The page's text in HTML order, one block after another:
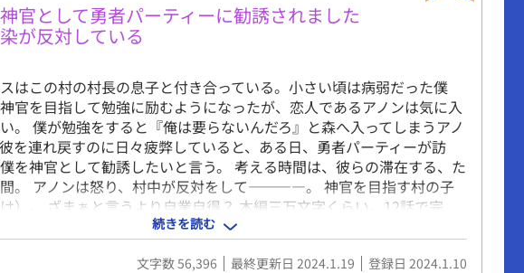
神官として勇者パーティーに勧誘されました
が反対している
はこの村の村長の息子と付き合っている。小さい頃は病弱だった僕
官を目指して勉強に励むようになったが、恋人であるアノンは気に入
。 僕が勉強をすると『俺は要らないんだろ』と森へ入ってしまうアノ
を連れ戻すのに日々疲弊していると、ある日、勇者パーティーが訪
を神官として勧誘したいと言う。 考える時間は、彼らの滞在する、た
。 アノンは怒り、村中が反対をして――――。 神官を目指す村の子
け）。 ざまぁと言うより自業自得？ 本編三万文字くらい。12話で完
二万文字くらい。だいぶコメディ寄り。 サクッとお読みいただけると
女性向けHotランキング最高17位、いただきました！本作を読んで頂
続きを読む
文字数 56,396 最終更新日 2024.1.19 登録日 2024.1.10